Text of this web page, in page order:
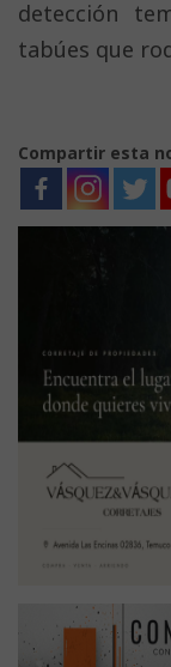
detección
tabúes que
Compartir esta